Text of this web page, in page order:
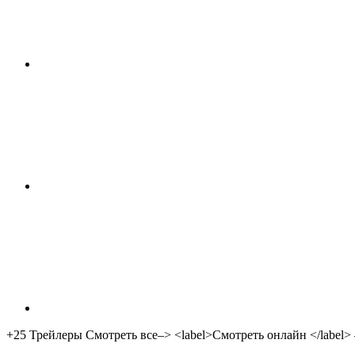
+25 Трейлеры Смотреть все–> <label>Смотреть онлайн </